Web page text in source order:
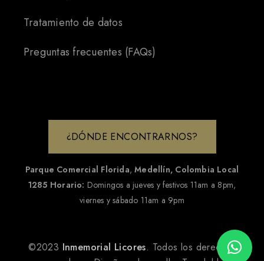
Tratamiento de datos
Preguntas frecuentes (FAQs)
¿DÓNDE ENCONTRARNOS?
Parque Comercial Florida,Medellín, Colombia Local
1285 Horario: Domingos a jueves y festivos 11am a 8pm,
viernes y sábado 11am a 9pm
©2023 Inmemorial Licores. Todos los derechos